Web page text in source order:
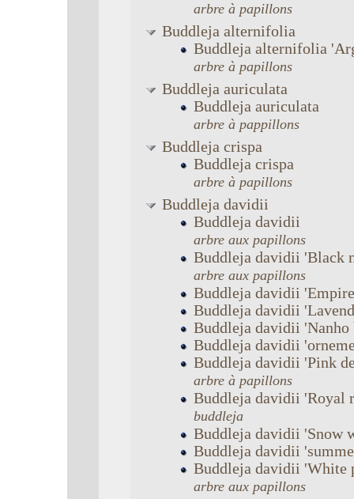
arbre à papillons
Buddleja alternifolia
Buddleja alternifolia
arbre à papillons
Buddleja auriculata
Buddleja auriculata
arbre à pappillons
Buddleja crispa
Buddleja crispa
arbre à papillons
Buddleja davidii
Buddleja davidii
arbre aux papillons
Buddleja davidii 'Black
arbre aux papillons
Buddleja davidii
Buddleja davidii
Buddleja davidii 'Nanho
Buddleja davidii
Buddleja davidii 'Pink
arbre à papillons
Buddleja davidii 'Royal
buddleja
Buddleja davidii 'Snow
Buddleja davidii
Buddleja davidii 'White
arbre aux papillons